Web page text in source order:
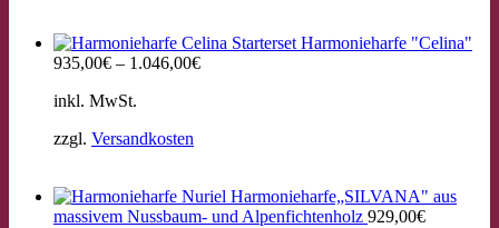
Starterset Harmonieharfe "Celina"
935,00€ – 1.046,00€
inkl. MwSt.
zzgl. Versandkosten
Harmonieharfe„SILVANA" aus
massivem Nussbaum- und Alpenfichtenholz 929,00€